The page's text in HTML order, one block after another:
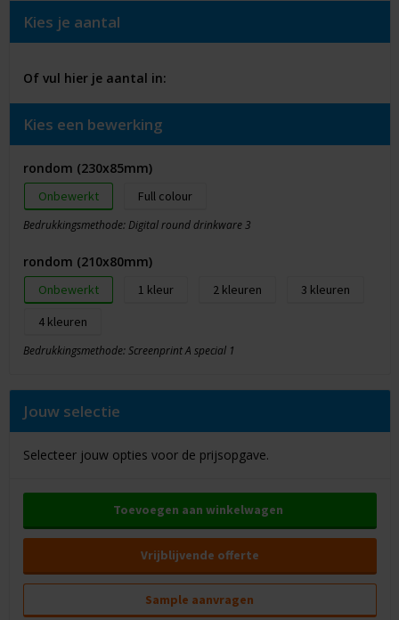
Kies je aantal
Of vul hier je aantal in:
Kies een bewerking
rondom (230x85mm)
Onbewerkt Full colour
Bedrukkingsmethode: Digital round drinkware 3
rondom (210x80mm)
Onbewerkt 1 2
3
4
Bedrukkingsmethode: Screenprint A special 1
Jouw selectie
Selecteer jouw opties voor de prijsopgave.
Toevoegen aan winkelwagen
Vrijblijvende offerte
Sample aanvragen